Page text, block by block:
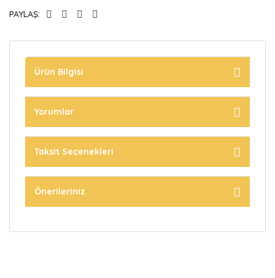
PAYLAŞ:
Ürün Bilgisi
Yorumlar
Taksit Seçenekleri
Önerileriniz